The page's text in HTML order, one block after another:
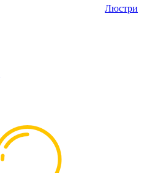
Люстри